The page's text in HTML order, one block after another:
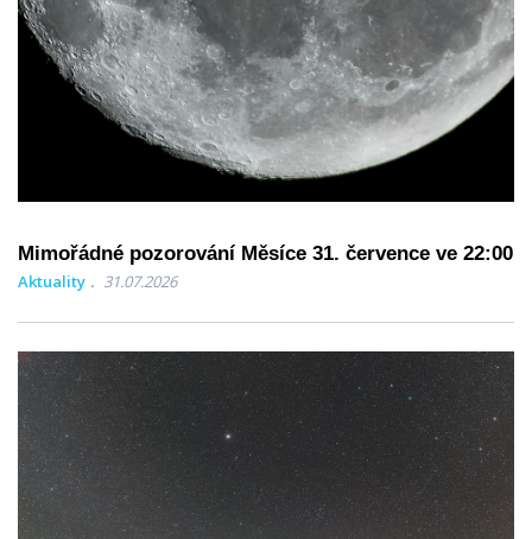
Mimořádné pozorování Měsíce 31. července ve 22:00
Aktuality 31.07.2026